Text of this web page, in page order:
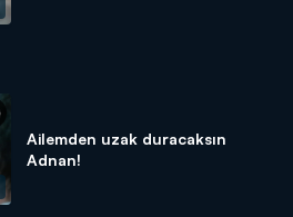
Ailemden uzak duracaksın
Adnan!